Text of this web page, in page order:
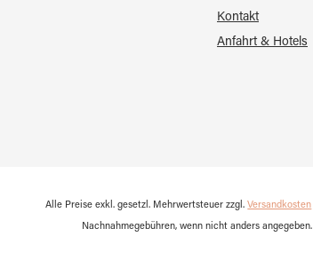
Kontakt
Anfahrt & Hotels
Alle Preise exkl. gesetzl. Mehrwertsteuer zzgl.Versandkosten
Nachnahmegebühren, wenn nicht anders angegeben.